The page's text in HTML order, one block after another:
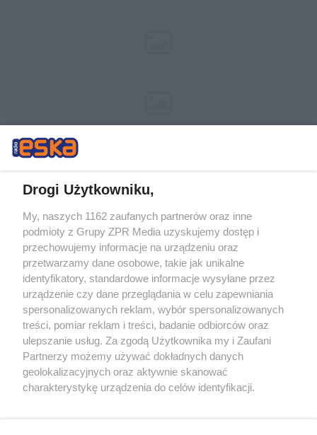
Żaden utwór zamieszczony w serwisie nie może być powielany i
rozpowszechniany lub dalej rozpowszechniany w jakikolwiek sposób (w
tym także elektroniczny lub mechaniczny) na jakimkolwiek polu
eksploatacji w jakiejkolwiek formie, włącznie z umieszczaniem w
Internecie bez pisemnej zgody właściciela praw. Jakiekolwiek użycie lub
wykorzystanie utworów w całości lub w części z naruszeniem prawa,
tzn. bez właściwej zgody, jest zabronione pod groźbą kary i może być
ścigane prawnie.
Drogi Użytkowniku,
My, naszych 1162 zaufanych partnerów oraz inne
podmioty z Grupy ZPR Media uzyskujemy dostęp i
przechowujemy informacje na urządzeniu oraz
przetwarzamy dane osobowe, takie jak unikalne
identyfikatory, standardowe informacje wysyłane przez
urządzenie czy dane przeglądania w celu zapewniania
spersonalizowanych reklam, wybór spersonalizowanych
treści, pomiar reklam i treści, badanie odbiorców oraz
ulepszanie usług. Za zgodą Użytkownika my i Zaufani
Partnerzy możemy używać dokładnych danych
geolokalizacyjnych oraz aktywnie skanować
charakterystykę urządzenia do celów identyfikacji.